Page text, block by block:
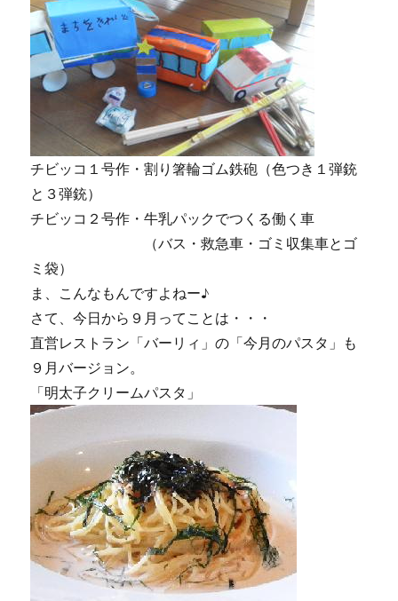
チビッコ１号作・割り箸輪ゴム鉄砲（色つき１弾銃
と３弾銃）
チビッコ２号作・牛乳パックでつくる働く車
（バス・救急車・ゴミ収集車とゴ
ミ袋）
ま、こんなもんですよねー♪
さて、今日から９月ってことは・・・
直営レストラン「バーリィ」の「今月のパスタ」も
９月バージョン。
「明太子クリームパスタ」